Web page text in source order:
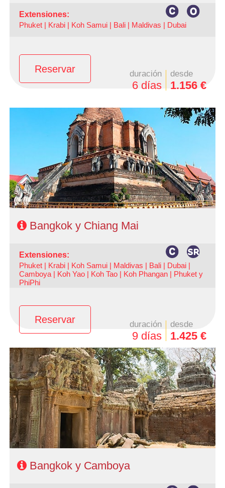
extensiones:
Phuket | Krabi | Koh Samui | Bali | Maldivas | Dubai
Reservar duración
6 días
desde
1.156 €
- Salidas:Diarias
- Ruta: 3 noches Bangkok + 3 noches Chiang Mai
- Categoría hotelera: A elección del cliente
- Régimen: AD + 1 almuerzo y 1 cena
Bangkok y Chiang Mai
extensiones:
Phuket | Krabi | Koh Samui | Maldivas | Bali | Dubai |
Camboya | Koh Yao | Koh Tao | Koh Phangan | Phuket y
PhiPhi
Reservar duración
9 días
desde
1.425 €
- Salidas: Diarias
- Ruta: 3 noches Bangkok + 3 noches Camboya
- Categoría hotelera: A elección del cliente
- Régimen: AD + 2 almuerzos en Camboya
Bangkok y Camboya